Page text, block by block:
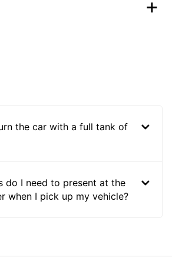
the car with a full tank of
do I need to present at the
when I pick up my vehicle?